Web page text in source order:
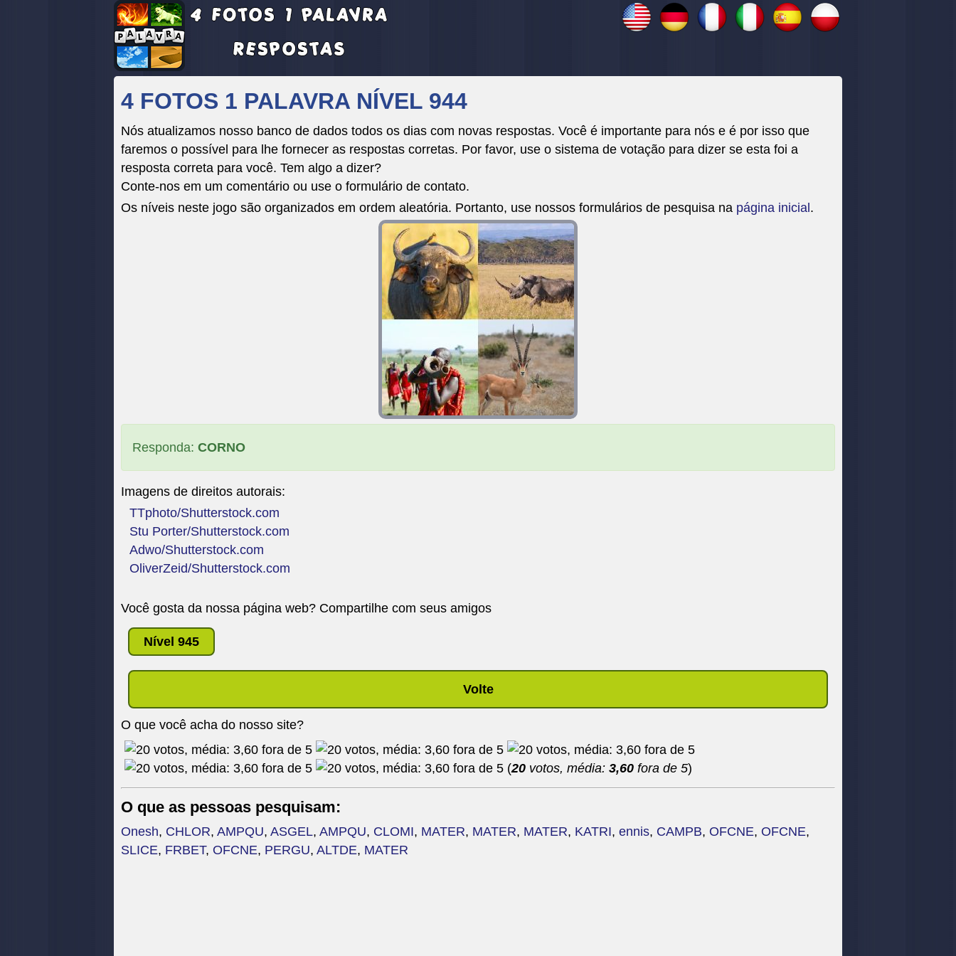
4 FOTOS 1 PALAVRA NÍVEL 944
Nós atualizamos nosso banco de dados todos os dias com novas respostas. Você é importante para nós e é por isso que
faremos o possível para lhe fornecer as respostas corretas. Por favor, use o sistema de votação para dizer se esta foi a
resposta correta para você. Tem algo a dizer?
Conte-nos em um comentário ou use o formulário de contato.
Os níveis neste jogo são organizados em ordem aleatória. Portanto, use nossos formulários de pesquisa na página inicial .
Responda: CORNO
Imagens de direitos autorais:
TTphoto/Shutterstock.com
Stu Porter/Shutterstock.com
Adwo/Shutterstock.com
OliverZeid/Shutterstock.com
Você gosta da nossa página web? Compartilhe com seus amigos
Nível 945
Volte
O que você acha do nosso site?
(20 votos, média: 3,60 fora de 5)
O que as pessoas pesquisam:
Onesh, CHLOR, AMPQU, ASGEL, AMPQU, CLOMI, MATER, MATER, MATER, KATRI, ennis, CAMPB, OFCNE, OFCNE,
SLICE, FRBET, OFCNE, PERGU, ALTDE, MATER